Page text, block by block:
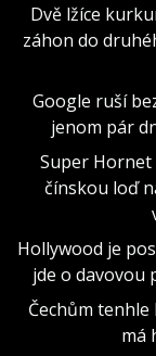
Dvě lžíce
záhon do
Google ruší
jenom pár
Super
čínskou loď
Hollywood je
jde o davovou
Čechům tenhle
má